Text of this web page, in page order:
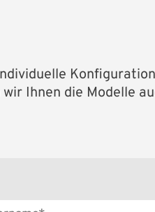
Ihnen die Modelle